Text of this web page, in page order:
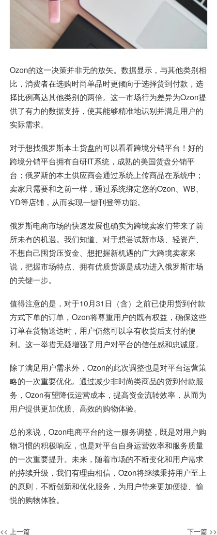
Ozon的这一决策并非无的放矢。数据显示，与其他类别相
比，消费者在选购时尚单品时更倾向于选择货到付款，选
择比例高达其他类别的两倍。这一市场行为差异为Ozon提
供了有力的数据支持，使其能够精准地识别并满足用户的
实际需求。
对于想找俄罗斯本土货盘的可以看看跨境分销平台！好的
跨境分销平台拥有自研IT系统，成熟的美国货盘分销平
台；俄罗斯的本土供应商会通过系统上传商品在系统中；
卖家只需要和之前一样，通过系统绑定您的Ozon、WB、
YD等店铺，从而实现一键刊登等功能。
俄罗斯电商市场的快速发展也确实为跨境卖家们带来了前
所未有的机遇。我们知道、对于想尝试新市场、轻资产、
不想自己囤货压资金、想把握新机遇的广大跨境卖家来
说，把握市场特点、拥有优质货源是成功进入俄罗斯市场
的关键一步。
值得注意的是，对于10月31日（含）之前已使用货到付款
方式下单的订单，Ozon将尊重用户的既有权益，确保这些
订单在货物送达时，用户仍然可以享有收货后支付的便
利。这一举措无疑增强了用户对平台的信任感和忠诚度。
除了满足用户需求外，Ozon的此次调整也是对平台运营策
略的一次重要优化。通过减少非时尚类商品的货到付款服
务，Ozon有望降低运营成本，提高资金流转效率，从而为
用户提供更加优质、高效的购物体验。
总的来说，Ozon电商平台的这一服务调整，既是对用户购
物习惯的积极响应，也是对平台自身运营效率和服务质量
的一次重要提升。未来，随着市场的不断变化和用户需求
的持续升级，我们有理由相信，Ozon将继续秉持用户至上
的原则，不断创新和优化服务，为用户带来更加便捷、愉
悦的购物体验。
<< 上一篇 下一篇 >>